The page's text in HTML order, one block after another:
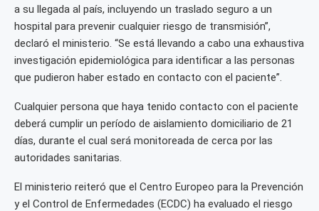
a su llegada al país, incluyendo un traslado seguro a un
hospital para prevenir cualquier riesgo de transmisión”,
declaró el ministerio. “Se está llevando a cabo una exhaustiva
investigación epidemiológica para identificar a las personas
que pudieron haber estado en contacto con el paciente”.
Cualquier persona que haya tenido contacto con el paciente
deberá cumplir un período de aislamiento domiciliario de 21
días, durante el cual será monitoreada de cerca por las
autoridades sanitarias.
El ministerio reiteró que el Centro Europeo para la Prevención
y el Control de Enfermedades (ECDC) ha evaluado el riesgo